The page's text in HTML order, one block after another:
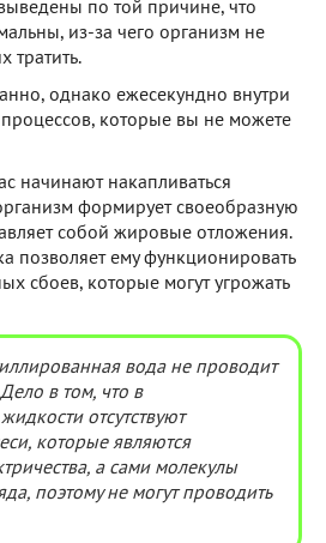
по той причине, что
из-за чего организм не
тратить.
однако ежесекундно внутри
которые вы не можете
начинают накапливаться
формирует своеобразную
собой жировые отложения.
позволяет ему функционировать
сбоев, которые могут угрожать
вода не проводит
в том, что в
отсутствуют
которые являются
а сами молекулы
поэтому не могут проводить